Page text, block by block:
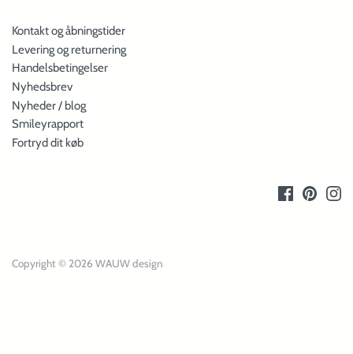
Kontakt og åbningstider
Levering og returnering
Handelsbetingelser
Nyhedsbrev
Nyheder / blog
Smileyrapport
Fortryd dit køb
Copyright © 2026 WAUW design